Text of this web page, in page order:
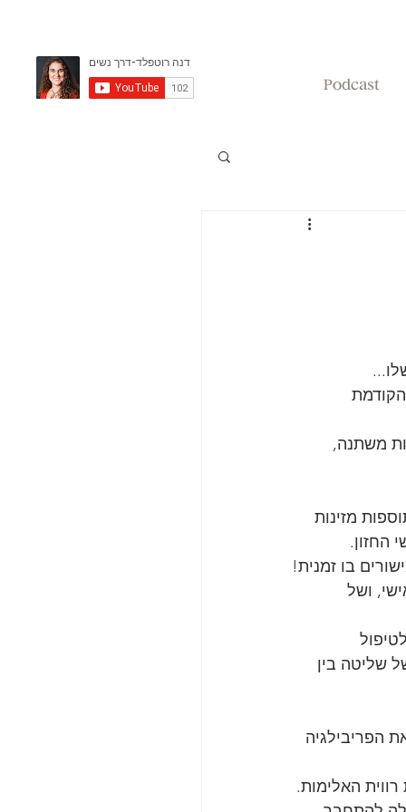
Podcast
משתנה,
מזינות
החזון.
בו זמנית!
ושל
שליטה בין
הפריבילגיה
האלימות.